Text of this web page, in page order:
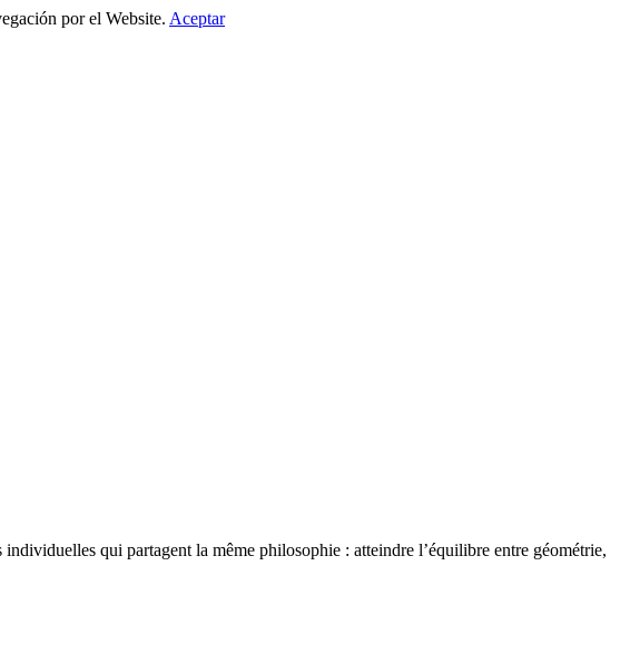
por el Website. Aceptar
qui partagent la même philosophie : atteindre l’équilibre entre géométrie,